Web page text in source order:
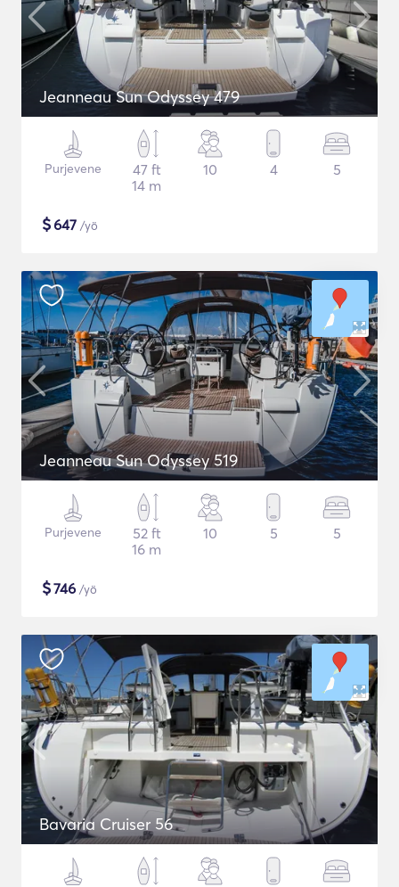
Jeanneau Sun Odyssey 479
Purjevene
47 ft
14 m
10 4 5
$647 /yö
Jeanneau Sun Odyssey 519
Purjevene
52 ft
16 m
10 5 5
$746 /yö
Bavaria Cruiser 56